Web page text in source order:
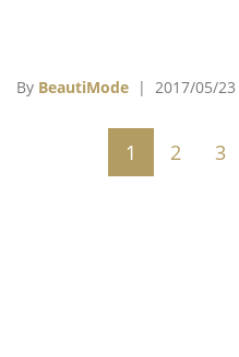
By BeautiMode | 2017/05/23
1 2 3